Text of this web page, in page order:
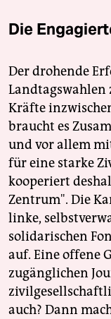
Die
Der drohende
Landtagswahlen
Kräfte
braucht es
und vor allem
für eine starke
kooperiert
Zentrum". Die
linke,
solidarischen
auf. Eine offene
zugänglichen
auch? Dann